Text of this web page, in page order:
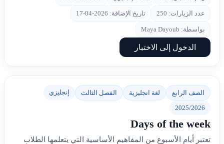
عدد الزيارات: 250 تاريخ الإضافة: 2026-04-17
بواسطة: Maya Dayoub
الدخول إلى الاختبار
الصف الرابع لغة انجليزية الفصل الثالث إنجليزي
2025/2026
Days of the week
تعتبر أيام الأسبوع من المفاهيم الأساسية التي يتعلمها الطلاب